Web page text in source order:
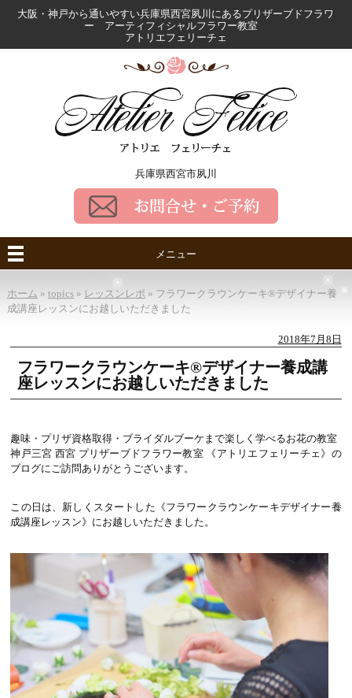
大阪・神戸から通いやすい兵庫県西宮夙川にあるプリザーブドフラワ
ー アーティフィシャルフラワー教室
アトリエフェリーチェ
兵庫県西宮市夙川
メニュー
ホーム » topics» レッスンレポ » フラワークラウンケーキ®デザイナー養
成講座レッスンにお越しいただきました
2018年7月8日
フラワークラウンケーキ®デザイナー養成講
座レッスンにお越しいただきました
趣味・プリザ資格取得・ブライダルブーケまで楽しく学べるお花の教室
神戸三宮 西宮 プリザーブドフラワー教室 《アトリエフェリーチェ》の
ブログにご訪問ありがとうございます。
この日は、新しくスタートした《フラワークラウンケーキデザイナー養
成講座レッスン》にお越しいただきました。